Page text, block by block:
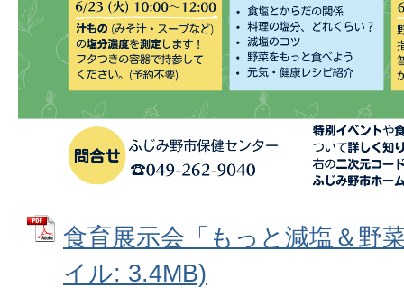
食育展示会「もっと減塩＆野
イル: 3.4MB)